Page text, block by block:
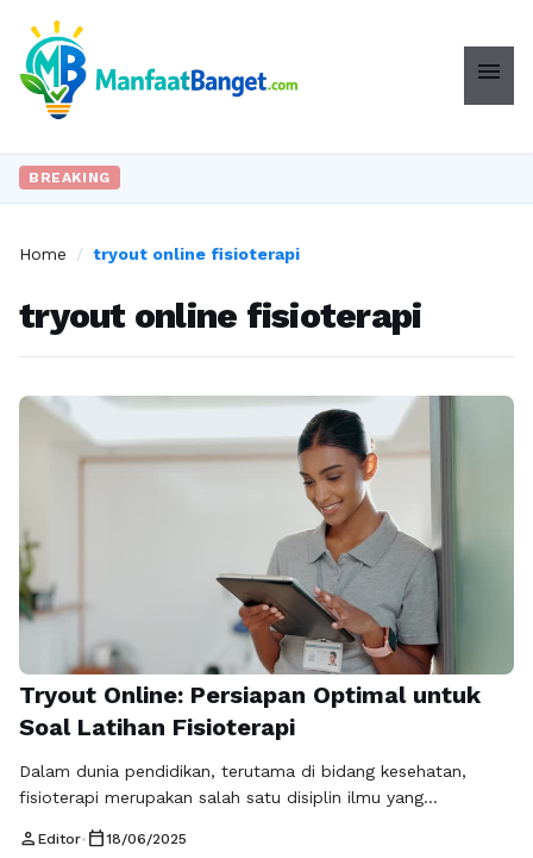
menu
BREAKING
Home / tryout online fisioterapi
tryout online fisioterapi
Tryout Online: Persiapan Optimal untuk
Soal Latihan Fisioterapi
Dalam dunia pendidikan, terutama di bidang kesehatan,
fisioterapi merupakan salah satu disiplin ilmu yang
praktis. Bagi mahasiswa fisioterapi, menghadapi ujian atau
person Editor• calendar_today18/06/2025